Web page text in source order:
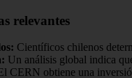
relevantes
Científicos chilenos
Un análisis global indica
CERN obtiene una